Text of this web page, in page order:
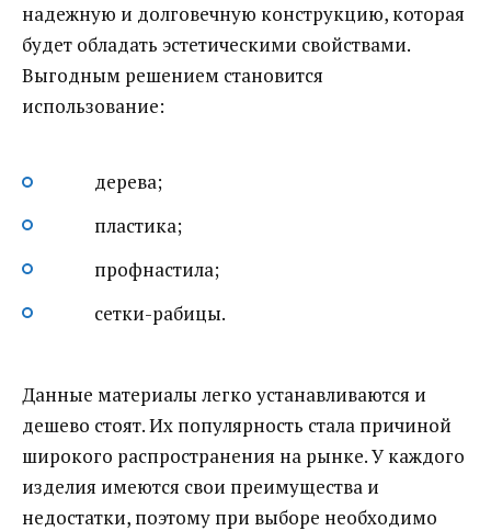
надежную и долговечную конструкцию, которая
будет обладать эстетическими свойствами.
Выгодным решением становится
использование:
дерева;
пластика;
профнастила;
сетки-рабицы.
Данные материалы легко устанавливаются и
дешево стоят. Их популярность стала причиной
широкого распространения на рынке. У каждого
изделия имеются свои преимущества и
недостатки, поэтому при выборе необходимо